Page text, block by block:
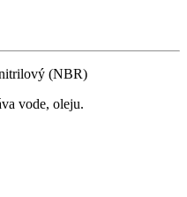
(NBR)
vode, oleju.